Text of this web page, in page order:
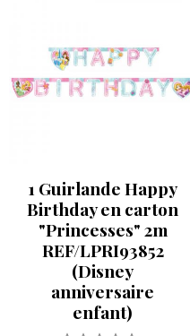
1 Guirlande Happy
Birthday en carton
"Princesses" 2m
REF/LPRI93852
(Disney
anniversaire
enfant)